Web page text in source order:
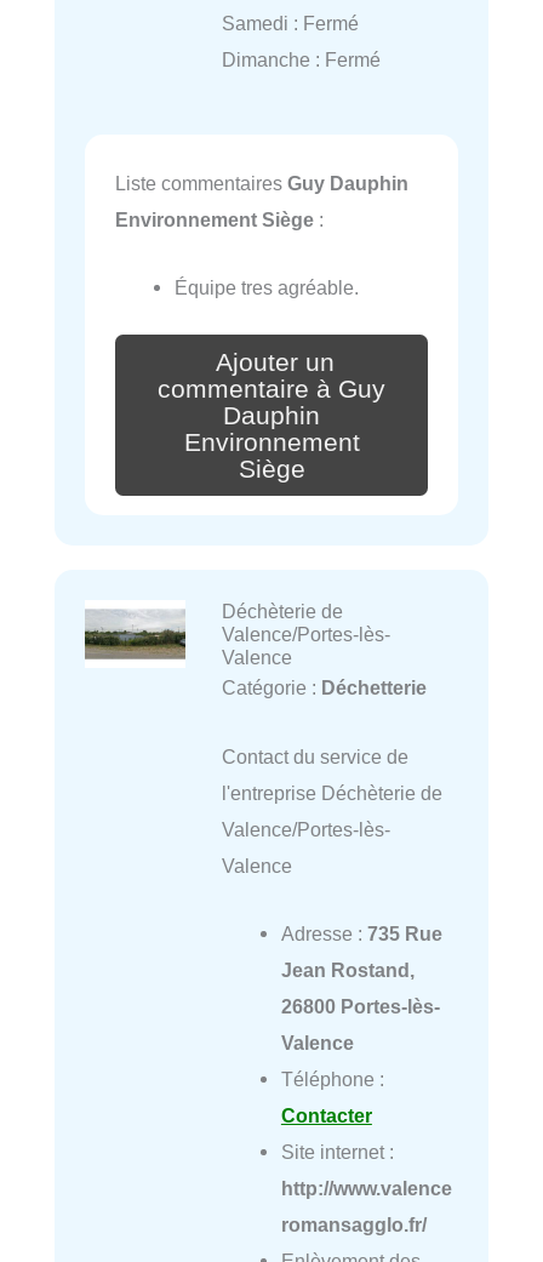
Samedi : Fermé
Dimanche : Fermé
Liste commentaires Guy Dauphin
Environnement Siège :
Équipe tres agréable.
Ajouter un
commentaire à Guy
Dauphin
Environnement
Siège
Déchèterie de
Valence/Portes-lès-
Valence
Catégorie : Déchetterie
Contact du service de
l'entreprise Déchèterie de
Valence/Portes-lès-
Valence
Adresse : 735 Rue
Jean Rostand,
26800 Portes-lès-
Valence
Téléphone :
Contacter
Site internet :
http://www.valence
romansagglo.fr/